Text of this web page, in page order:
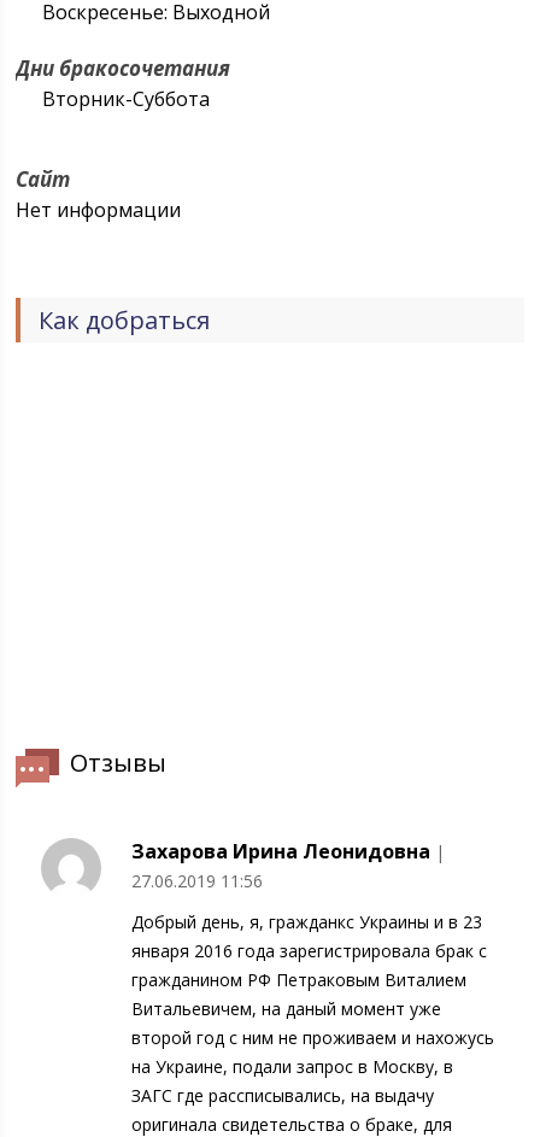
Воскресенье: Выходной
Дни бракосочетания
Вторник-Суббота
Сайт
Нет информации
Как добраться
Отзывы
Захарова Ирина Леонидовна |
27.06.2019 11:56
Добрый день, я, гражданкс Украины и в 23
января 2016 года зарегистрировала брак с
гражданином РФ Петраковым Виталием
Витальевичем, на даный момент уже
второй год с ним не проживаем и нахожусь
на Украине, подали запрос в Москву, в
ЗАГС где рассписывались, на выдачу
оригинала свидетельства о браке, для